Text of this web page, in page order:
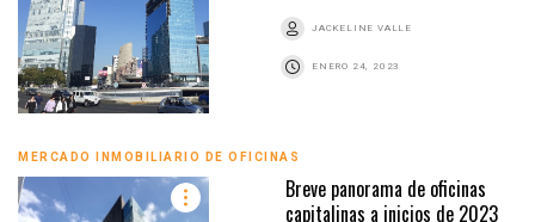
JACKELINE VALLE
ENERO 24, 2023
MERCADO INMOBILIARIO DE OFICINAS
Breve panorama de oficinas
capitalinas a inicios de 2023